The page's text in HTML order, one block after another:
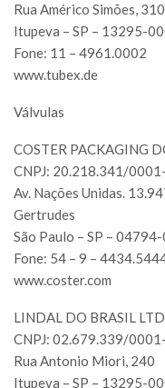
Rua Américo Simões, 310
Itupeva – SP – 13295-
Fone: 11 – 4961.0002
www.tubex.de
Válvulas
COSTER PACKAGING
CNPJ: 20.218.341/
Av. Nações Unidas.
Gertrudes
São Paulo – SP –
Fone: 54 – 9 –
www.coster.com
LINDAL DO BRASIL
CNPJ: 02.679.339/
Rua Antonio Miori, 240
Itupeva – SP – 13295-